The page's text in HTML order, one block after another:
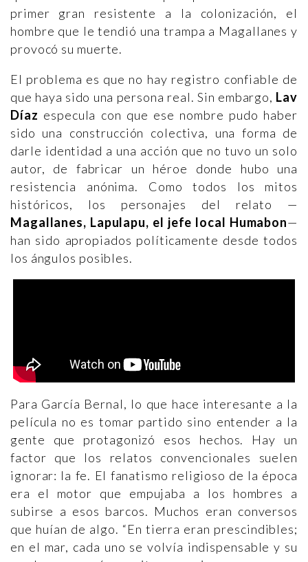
primer gran resistente a la colonización, el
hombre que le tendió una trampa a Magallanes y
provocó su muerte.
El problema es que no hay registro confiable de
que haya sido una persona real. Sin embargo, Lav
Díaz especula con que ese nombre pudo haber
sido una construcción colectiva, una forma de
darle identidad a una acción que no tuvo un solo
autor, de fabricar un héroe donde hubo una
resistencia anónima. Como todos los mitos
históricos, los personajes del relato —
Magallanes, Lapulapu, el jefe local Humabon—
han sido apropiados políticamente desde todos
los ángulos posibles.
Para García Bernal, lo que hace interesante a la
película no es tomar partido sino entender a la
gente que protagonizó esos hechos. Hay un
factor que los relatos convencionales suelen
ignorar: la fe. El fanatismo religioso de la época
era el motor que empujaba a los hombres a
subirse a esos barcos. Muchos eran conversos
que huían de algo. “En tierra eran prescindibles;
en el mar, cada uno se volvía indispensable y su